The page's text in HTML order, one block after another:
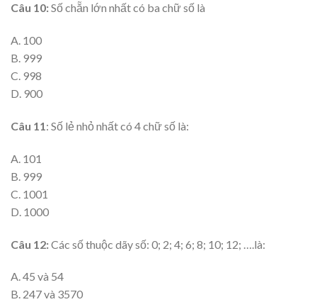
Câu 10:Số chẵn lớn nhất có ba chữ số là
A. 100
B. 999
C. 998
D. 900
Câu 11: Số lẻ nhỏ nhất có 4 chữ số là:
A. 101
B. 999
C. 1001
D. 1000
Câu 12:Các số thuộc dãy số: 0; 2; 4; 6; 8; 10; 12; ….là:
A. 45 và 54
B. 247 và 3570